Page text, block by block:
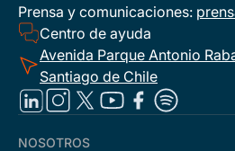
Prensa y comunicaciones:
Centro de ayuda
Avenida Parque Antonio
Santiago de Chile
NOSOTROS